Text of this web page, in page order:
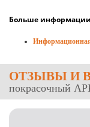
Больше
ОТЗЫВЫ И
покрасочный